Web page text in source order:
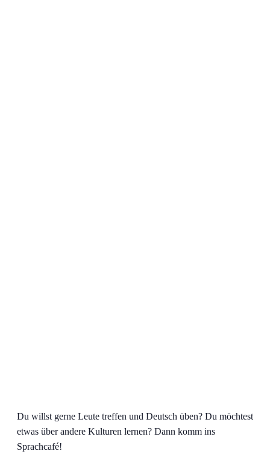
Du willst gerne Leute treffen und Deutsch üben? Du möchtest
etwas über andere Kulturen lernen? Dann komm ins
Sprachcafé!